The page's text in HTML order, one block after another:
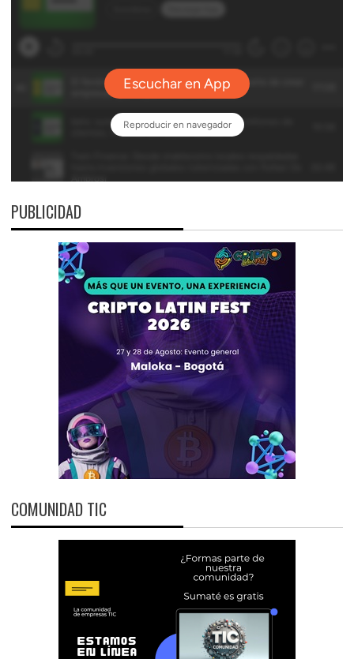
PUBLICIDAD
COMUNIDAD TIC